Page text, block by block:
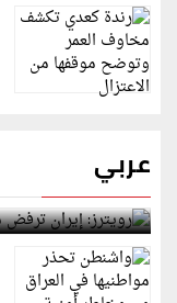
عربي
رويترز: إيران ترفض
لمضيق هرمز